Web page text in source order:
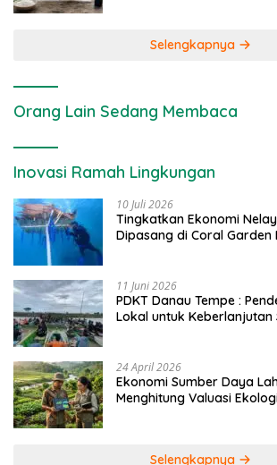
Selengkapnya
Orang Lain Sedang Membaca
Inovasi Ramah Lingkungan
10 Juli 2026
Tingkatkan Ekonomi
Dipasang di Coral Garden
11 Juni 2026
PDKT Danau Tempe :
Lokal untuk Keberlanjutan
24 April 2026
Ekonomi Sumber Daya
Menghitung Valuasi
Selengkapnya